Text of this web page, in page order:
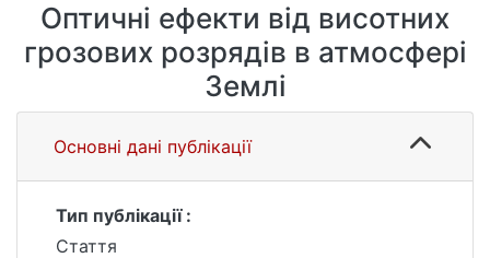
Оптичні ефекти від висотних
грозових розрядів в атмосфері
Землі
Основні дані публікації
Тип публікації :
Стаття